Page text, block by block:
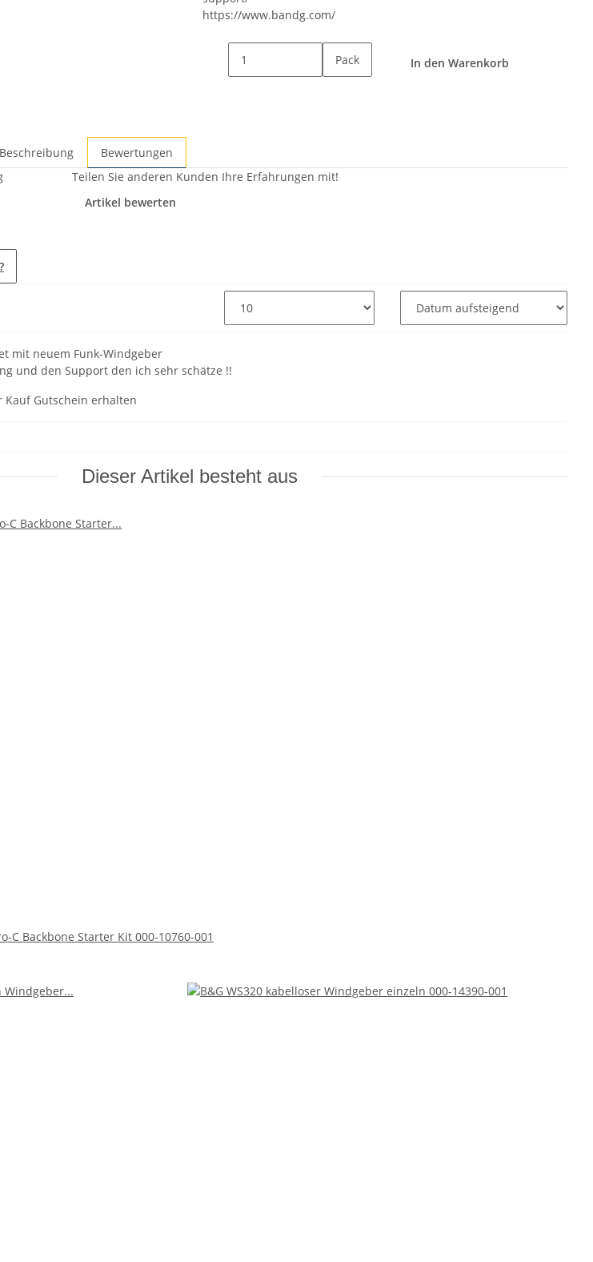
https://www.bandg.com/
Pack In den Warenkorb
Beschreibung
Bewertungen
Teilen Sie anderen Kunden Ihre Erfahrungen mit!
Artikel bewerten
mit neuem Funk-Windgeber
und den Support den ich sehr schätze !!
Kauf Gutschein erhalten
Dieser Artikel besteht aus
C Backbone Starter Kit 000-10760-001